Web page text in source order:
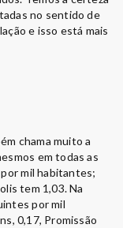
no sentido de
e isso está mais
chama muito a
em todas as
mil habitantes;
tem 1,03. Na
por mil
0,17, Promissão